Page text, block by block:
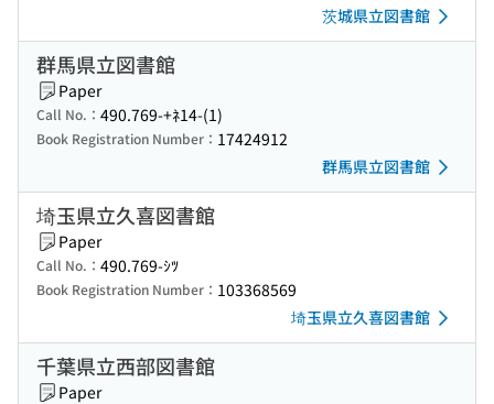
茨城県立図書館
群馬県立図書館
Paper
Call No.： 490.769-+ﾈ14-(1)
Book Registration Number： 17424912
群馬県立図書館
埼玉県立久喜図書館
Paper
Call No.： 490.769-ｼﾂ
Book Registration Number： 103368569
埼玉県立久喜図書館
千葉県立西部図書館
Paper